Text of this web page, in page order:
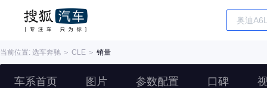
当前位置: 选车奔驰 ＞ CLE ＞ 销量
车系首页 图片 参数配置 口碑